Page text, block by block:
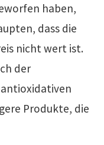
haben,
dass die
nicht wert ist.
der
Produkte, die